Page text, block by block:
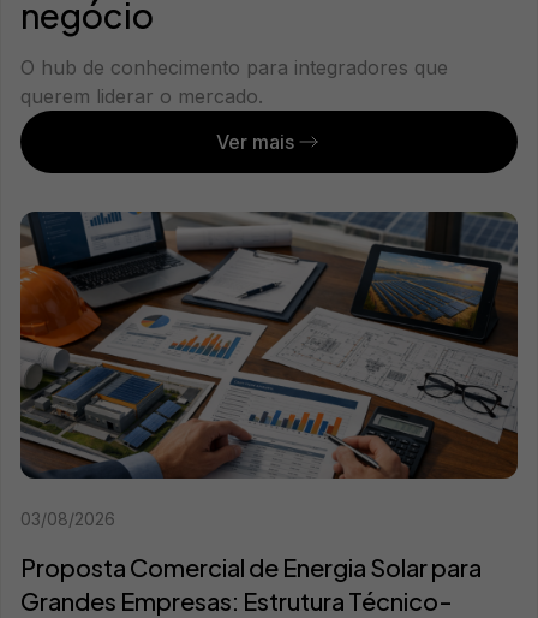
negócio
O hub de conhecimento para integradores que
querem liderar o mercado.
Ver mais
03/08/2026
Proposta Comercial de Energia Solar para
Grandes Empresas: Estrutura Técnico-